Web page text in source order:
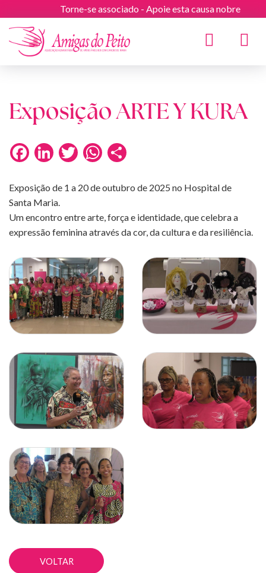
Torne-se associado - Apoie esta causa nobre
Exposição ARTE Y KURA
FacebookLinkedInTwitter WhatsApp
Exposição de 1 a 20 de outubro de 2025 no Hospital de
Santa Maria.
Um encontro entre arte, força e identidade, que celebra a
expressão feminina através da cor, da cultura e da resiliência.
VOLTAR